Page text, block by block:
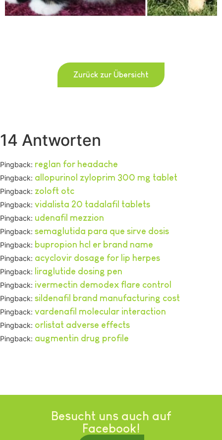
Zurück zur Übersicht
14 Antworten
Pingback: reglan for headache
Pingback: allopurinol zyloprim 300 mg tablet
Pingback: zoloft otc
Pingback: vidalista 20 tadalafil tablets
Pingback: udenafil mezzion
Pingback: semaglutida para que sirve dosis
Pingback: bupropion hcl er brand name
Pingback: acyclovir dosage for lip herpes
Pingback: liraglutide dosing pen
Pingback: ivermectin demodex flare control
Pingback: sildenafil brand manufacturing cost
Pingback: vardenafil molecular interaction
Pingback: orlistat adverse effects
Pingback: augmentin drug profile
Besucht uns auch auf
Facebook!